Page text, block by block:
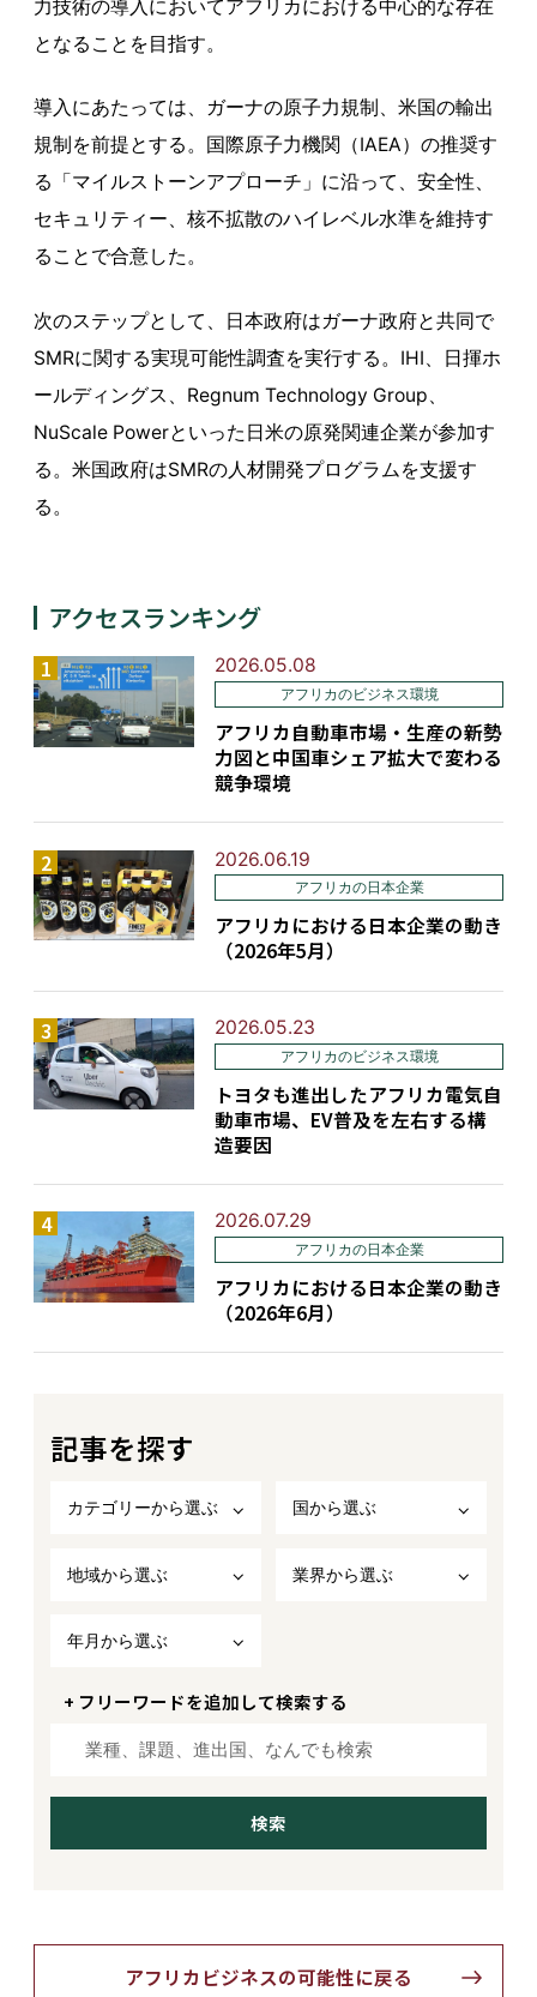
力技術の導入においてアフリカにおける中心的な存在
となることを目指す。
導入にあたっては、ガーナの原子力規制、米国の輸出
規制を前提とする。国際原子力機関（IAEA）の推奨す
る「マイルストーンアプローチ」に沿って、安全性、
セキュリティー、核不拡散のハイレベル水準を維持す
ることで合意した。
次のステップとして、日本政府はガーナ政府と共同で
SMRに関する実現可能性調査を実行する。IHI、日揮ホ
ールディングス、Regnum Technology Group、
NuScale Powerといった日米の原発関連企業が参加す
る。米国政府はSMRの人材開発プログラムを支援す
る。
アクセスランキング
2026.05.08
アフリカのビジネス環境
アフリカ自動車市場・生産の新勢
力図と中国車シェア拡大で変わる
競争環境
2026.06.19
アフリカの日本企業
アフリカにおける日本企業の動き
（2026年5月）
2026.05.23
アフリカのビジネス環境
トヨタも進出したアフリカ電気自
動車市場、EV普及を左右する構
造要因
2026.07.29
アフリカの日本企業
アフリカにおける日本企業の動き
（2026年6月）
記事を探す
カテゴリーから選ぶ 国から選ぶ
地域から選ぶ 業界から選ぶ
年月から選ぶ
+ フリーワードを追加して検索する
アフリカビジネスの可能性に戻る